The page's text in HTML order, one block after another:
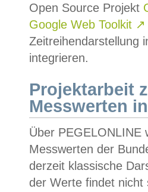
Open Source Projekt
Google Web Toolkit ↗
Zeitreihendarstellung
integrieren.
Projektarbeit
Messwerten
Über PEGELONLINE
Messwerten der
derzeit klassische
der Werte findet